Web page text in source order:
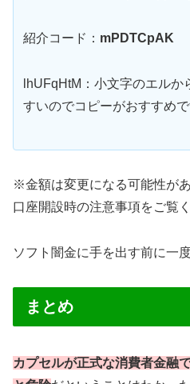
紹介コード： mPDTCpAK
lhUFqHtM：小文字のエル
すいのでコピーがおすすめ
※金額は変更になる可能性が
口座開設時の注意事項をご覧
ソフト闇金に手を出す前に一
まとめ
カプセルが正式な消費者金融